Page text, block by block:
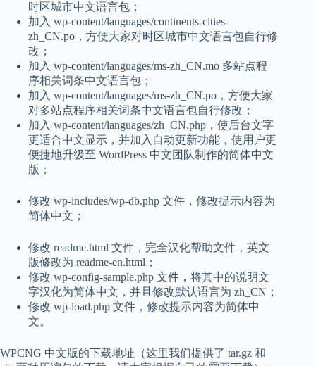
时区城市中文语言包；
加入 wp-content/languages/continents-cities-
zh_CN.po，方便大家对时区城市中文语言包自行修
改；
加入 wp-content/languages/ms-zh_CN.mo 多站点程
序相关词条中文语言包；
加入 wp-content/languages/ms-zh_CN.po，方便大家
对多站点程序相关词条中文语言包自行修改；
加入 wp-content/languages/zh_CN.php，使后台文字
更适合中文显示，并加入自动更新功能，使用户更
便捷地升级至 WordPress 中文团队制作的简体中文
版；
修改 wp-includes/wp-db.php 文件，修改提示内容为
简体中文；
修改 readme.html 文件，完全汉化帮助文件，英文
版修改为 readme-en.html；
修改 wp-config-sample.php 文件，将其中的说明文
字汉化为简体中文，并且修改默认语言为 zh_CN；
修改 wp-load.php 文件，修改提示内容为简体中
文。
WPCNG 中文版的下载地址（这里我们提供了 tar.gz 和